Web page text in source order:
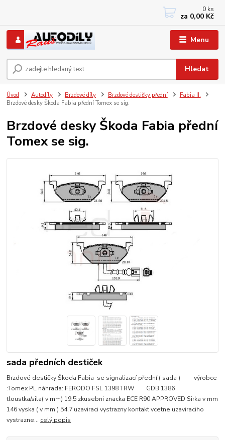
Menu
Hledat
+420 733767377
PO-PÁ: 8 - 12, 13 - 17
0 ks
za 0,00 Kč
Úvod Autodíly Brzdové díly Brzdové destičky přední
Fabia II.
Brzdové desky Škoda Fabia přední Tomex se sig.
Brzdové desky Škoda Fabia přední
Tomex se sig.
sada předních destiček
Brzdové destičky Škoda Fabia se signalizací přední ( sada ) výrobce
:Tomex PL náhrada: FERODO FSL 1398 TRW GDB 1386
tloustka/sila( v mm) 19,5 zkusebni znacka ECE R90 APPROVED Sirka v mm
146 vyska ( v mm ) 54,7 uzaviraci vystrazny kontakt vcetne uzaviraciho
vystrazne... celý popis